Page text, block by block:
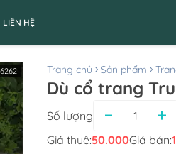
LIÊN HỆ
Trang chủ Sản phẩm
Dù cổ trang
Số lượng
Giá thuê:50.000Giá bán: